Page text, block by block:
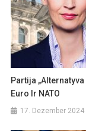
Partija
Euro Ir NATO
17. Dezember 2024